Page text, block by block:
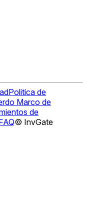
Politica de
Marco de
de
© InvGate